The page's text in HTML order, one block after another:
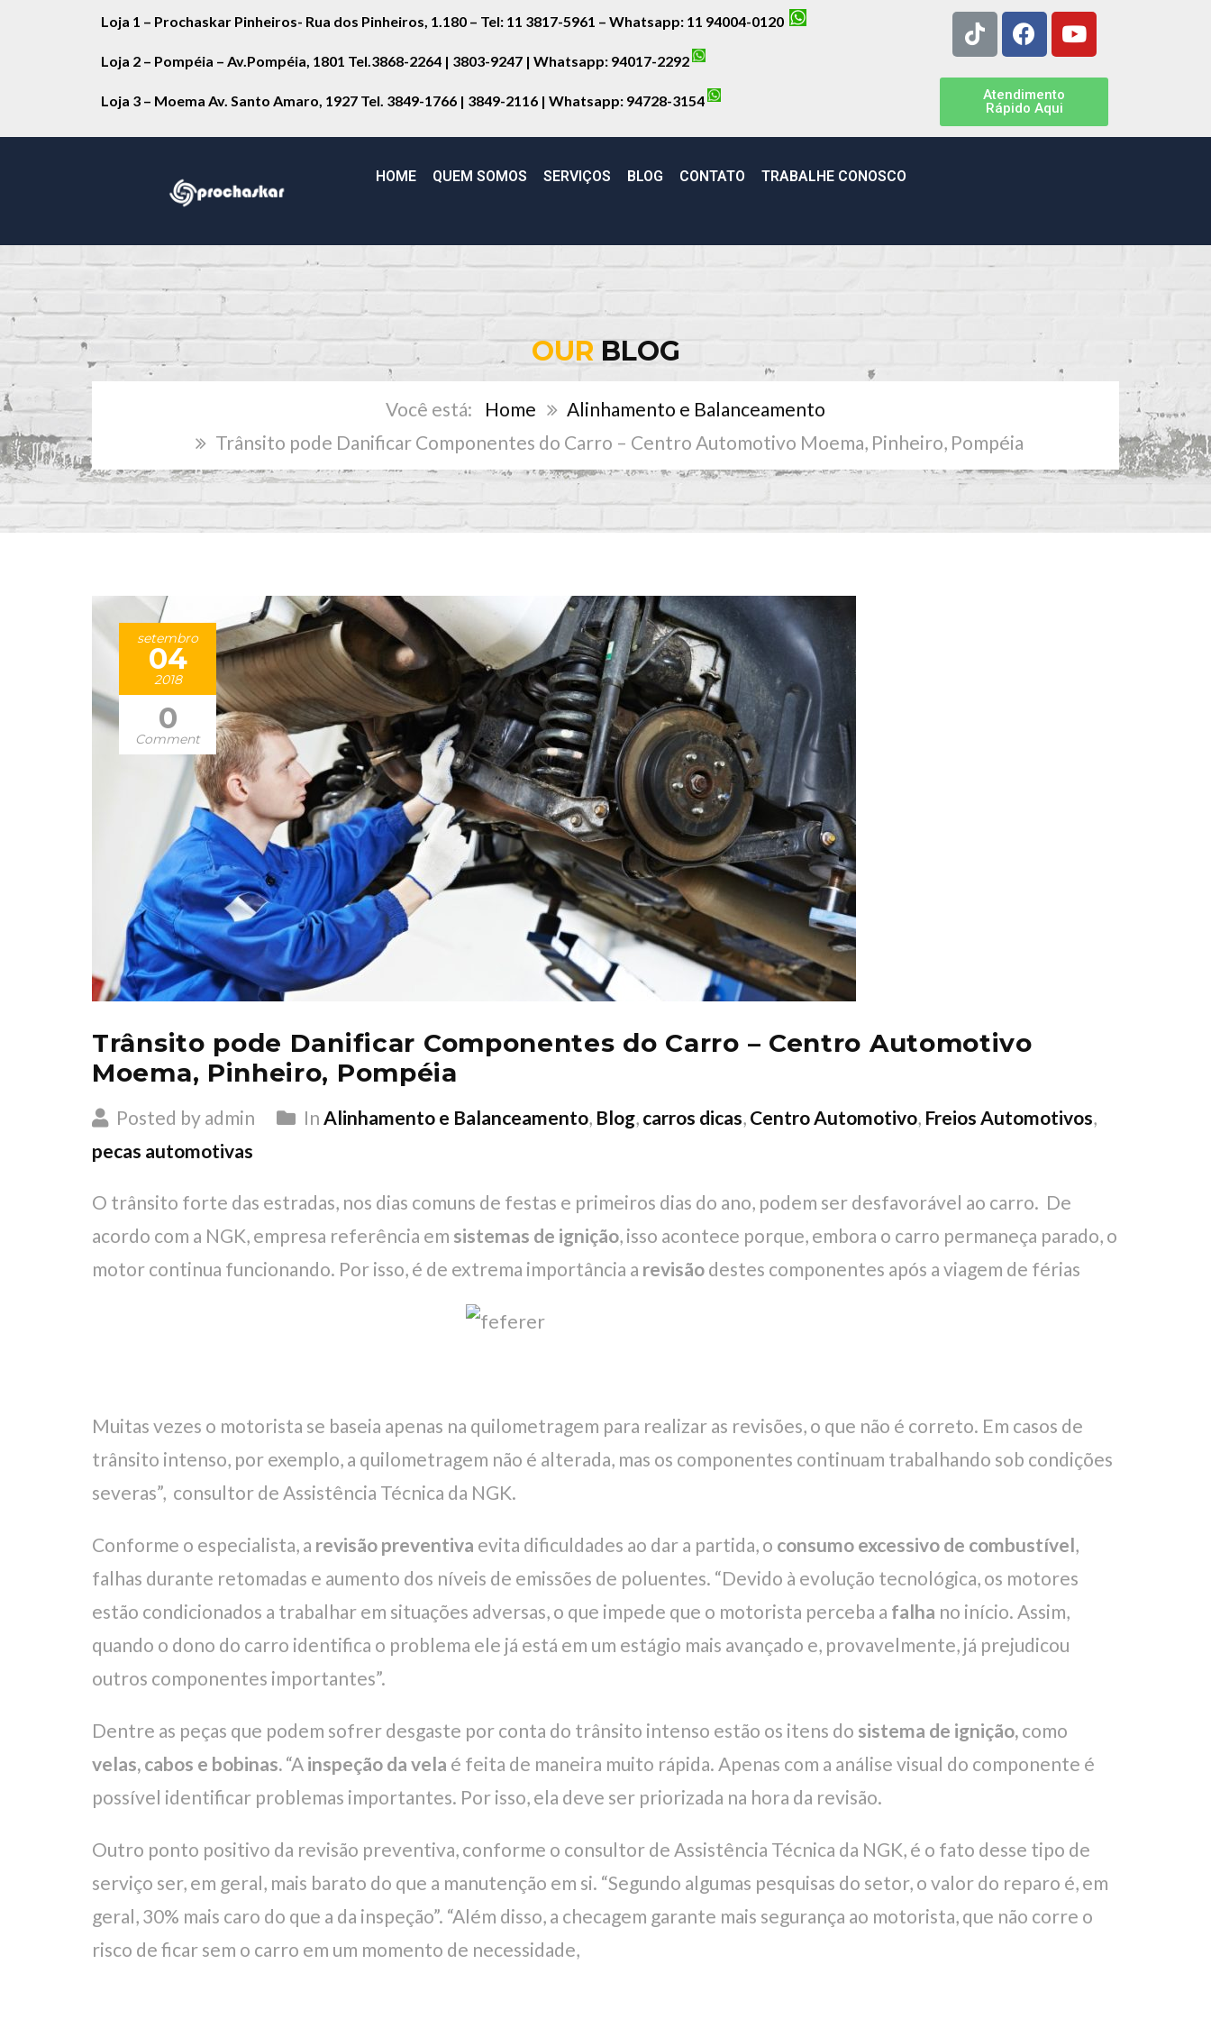
Loja 1 – Prochaskar Pinheiros- Rua dos Pinheiros, 1.180 – Tel: 11 3817-5961 – Whatsapp: 11 94004-0120
Loja 2 – Pompéia – Av.Pompéia, 1801 Tel.3868-2264 | 3803-9247 | Whatsapp: 94017-2292
Loja 3 – Moema Av. Santo Amaro, 1927 Tel. 3849-1766 | 3849-2116 | Whatsapp: 94728-3154
Atendimento
Rápido Aqui
HOME QUEM SOMOS SERVIÇOS BLOG CONTATO TRABALHE CONOSCO
OURBLOG
Home
Alinhamento e Balanceamento
Trânsito pode Danificar Componentes do Carro – Centro Automotivo Moema, Pinheiro, Pompéia
setembro
04
2018
0
Comment
Trânsito pode Danificar Componentes do Carro – Centro Automotivo
Moema, Pinheiro, Pompéia
Posted by admin In Alinhamento e Balanceamento, Blog, carros dicas, Centro Automotivo, Freios Automotivos,
pecas automotivas
O trânsito forte das estradas, nos dias comuns de festas e primeiros dias do ano, podem ser desfavorável ao carro. De
acordo com a NGK, empresa referência em sistemas de ignição, isso acontece porque, embora o carro permaneça parado, o
motor continua funcionando. Por isso, é de extrema importância a revisão destes componentes após a viagem de férias
Muitas vezes o motorista se baseia apenas na quilometragem para realizar as revisões, o que não é correto. Em casos de
trânsito intenso, por exemplo, a quilometragem não é alterada, mas os componentes continuam trabalhando sob condições
severas”, consultor de Assistência Técnica da NGK.
Conforme o especialista, a revisão preventiva evita dificuldades ao dar a partida, o consumo excessivo de combustível,
falhas durante retomadas e aumento dos níveis de emissões de poluentes. “Devido à evolução tecnológica, os motores
estão condicionados a trabalhar em situações adversas, o que impede que o motorista perceba a falha no início. Assim,
quando o dono do carro identifica o problema ele já está em um estágio mais avançado e, provavelmente, já prejudicou
outros componentes importantes”.
Dentre as peças que podem sofrer desgaste por conta do trânsito intenso estão os itens do sistema de ignição, como
velas, cabos e bobinas. “A inspeção da vela é feita de maneira muito rápida. Apenas com a análise visual do componente é
possível identificar problemas importantes. Por isso, ela deve ser priorizada na hora da revisão.
Outro ponto positivo da revisão preventiva, conforme o consultor de Assistência Técnica da NGK, é o fato desse tipo de
serviço ser, em geral, mais barato do que a manutenção em si. “Segundo algumas pesquisas do setor, o valor do reparo é, em
geral, 30% mais caro do que a da inspeção”. “Além disso, a checagem garante mais segurança ao motorista, que não corre o
risco de ficar sem o carro em um momento de necessidade,